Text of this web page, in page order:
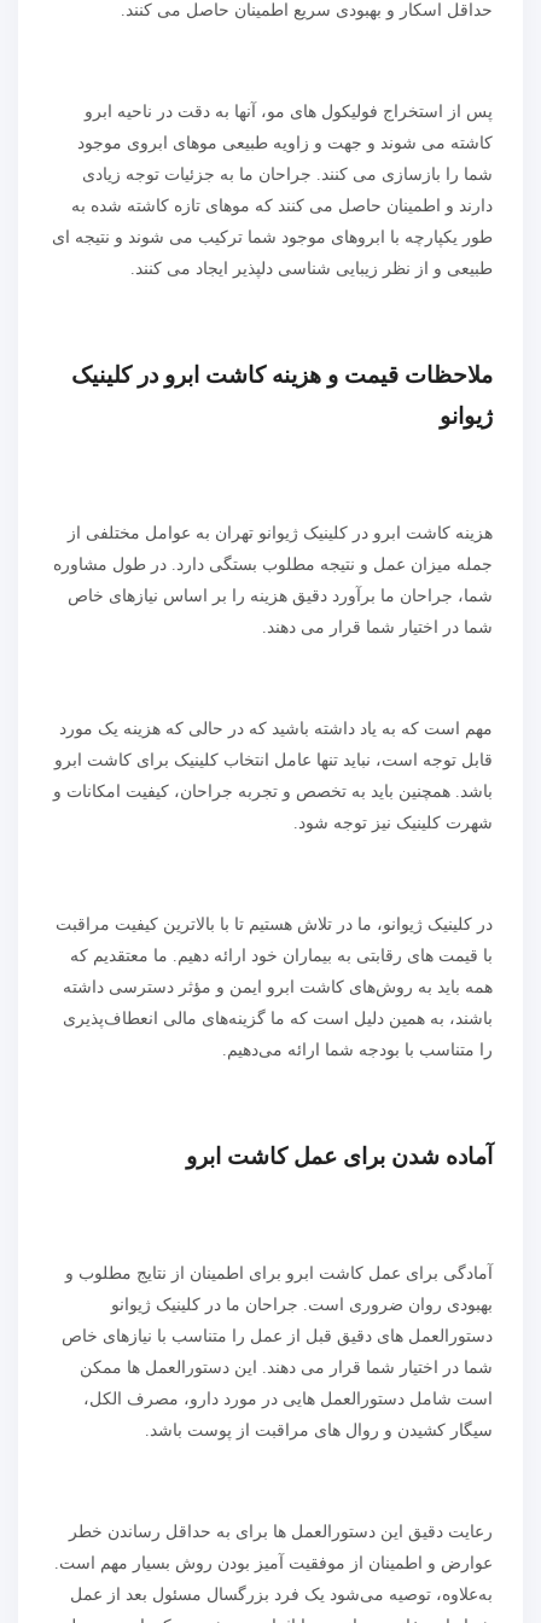
حداقل اسکار و بهبودی سریع اطمینان حاصل می کنند.
پس از استخراج فولیکول های مو، آنها به دقت در ناحیه ابرو
کاشته می شوند و جهت و زاویه طبیعی موهای ابروی موجود
شما را بازسازی می کنند. جراحان ما به جزئیات توجه زیادی
دارند و اطمینان حاصل می کنند که موهای تازه کاشته شده به
طور یکپارچه با ابروهای موجود شما ترکیب می شوند و نتیجه ای
طبیعی و از نظر زیبایی شناسی دلپذیر ایجاد می کنند.
ملاحظات قیمت و هزینه کاشت ابرو در کلینیک
ژیوانو
هزینه کاشت ابرو در کلینیک ژیوانو تهران به عوامل مختلفی از
جمله میزان عمل و نتیجه مطلوب بستگی دارد. در طول مشاوره
شما، جراحان ما برآورد دقیق هزینه را بر اساس نیازهای خاص
شما در اختیار شما قرار می دهند.
مهم است که به یاد داشته باشید که در حالی که هزینه یک مورد
قابل توجه است، نباید تنها عامل انتخاب کلینیک برای کاشت ابرو
باشد. همچنین باید به تخصص و تجربه جراحان، کیفیت امکانات و
شهرت کلینیک نیز توجه شود.
در کلینیک ژیوانو، ما در تلاش هستیم تا با بالاترین کیفیت مراقبت
با قیمت های رقابتی به بیماران خود ارائه دهیم. ما معتقدیم که
همه باید به روش‌های کاشت ابرو ایمن و مؤثر دسترسی داشته
باشند، به همین دلیل است که ما گزینه‌های مالی انعطاف‌پذیری
را متناسب با بودجه شما ارائه می‌دهیم.
آماده شدن برای عمل کاشت ابرو
آمادگی برای عمل کاشت ابرو برای اطمینان از نتایج مطلوب و
بهبودی روان ضروری است. جراحان ما در کلینیک ژیوانو
دستورالعمل های دقیق قبل از عمل را متناسب با نیازهای خاص
شما در اختیار شما قرار می دهند. این دستورالعمل ها ممکن
است شامل دستورالعمل هایی در مورد دارو، مصرف الکل،
سیگار کشیدن و روال های مراقبت از پوست باشد.
رعایت دقیق این دستورالعمل ها برای به حداقل رساندن خطر
عوارض و اطمینان از موفقیت آمیز بودن روش بسیار مهم است.
به‌علاوه، توصیه می‌شود یک فرد بزرگسال مسئول بعد از عمل